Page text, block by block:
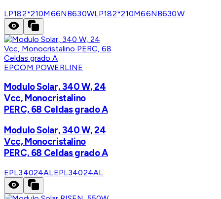
LP182*210M66NB630WLP182*210M66NB630W
EPCOM POWERLINE
Modulo Solar, 340 W, 24
Vcc, Monocristalino
PERC, 68 Celdas grado A
Modulo Solar, 340 W, 24
Vcc, Monocristalino
PERC, 68 Celdas grado A
EPL34024ALEPL34024AL